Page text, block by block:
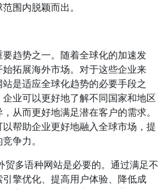
围内脱颖而出。
趋势之一。随着全球化的加速发
拓展海外市场。对于这些企业来
是适应全球化趋势的必要手段之
业可以更好地了解不同国家和地区
从而更好地满足潜在客户的需求。
帮助企业更好地融入全球市场，提
争力。
多语种网站是必要的。通过满足不
擎优化、提高用户体验、降低成